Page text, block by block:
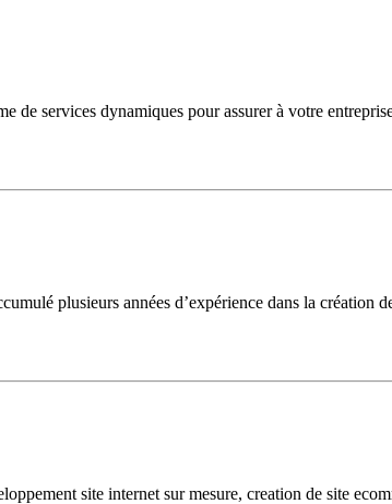
services dynamiques pour assurer à votre
plusieurs années d’expérience dans la création
site internet sur mesure, creation de site